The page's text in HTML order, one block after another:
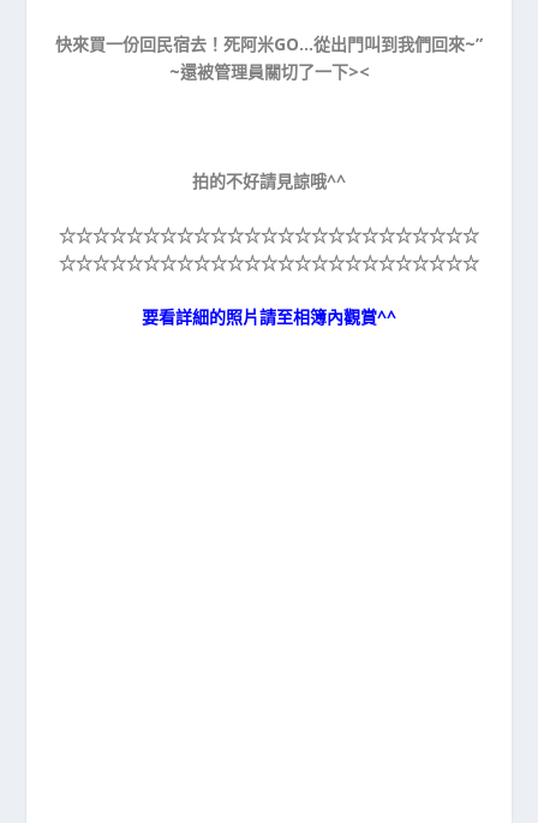
快來買一份回民宿去！死阿米GO…從出門叫到我們回來~”
~還被管理員關切了一下><
拍的不好請見諒哦^^
☆☆☆☆☆☆☆☆☆☆☆☆☆☆☆☆☆☆☆☆☆☆☆☆☆
☆☆☆☆☆☆☆☆☆☆☆☆☆☆☆☆☆☆☆☆☆☆☆☆☆
要看詳細的照片請至相簿內觀賞^^